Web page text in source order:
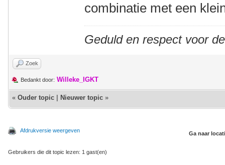
combinatie met een
Geduld en respect voor
Zoek
Bedankt door: Willeke_IGKT
« Ouder topic Nieuwer topic »
Afdrukversie weergeven Ga naar
Gebruikers die dit topic lezen: 1 gast(en)